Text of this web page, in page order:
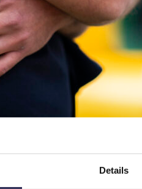
Details
in beweging krijgt
bewegen. Er zijn activiteiten